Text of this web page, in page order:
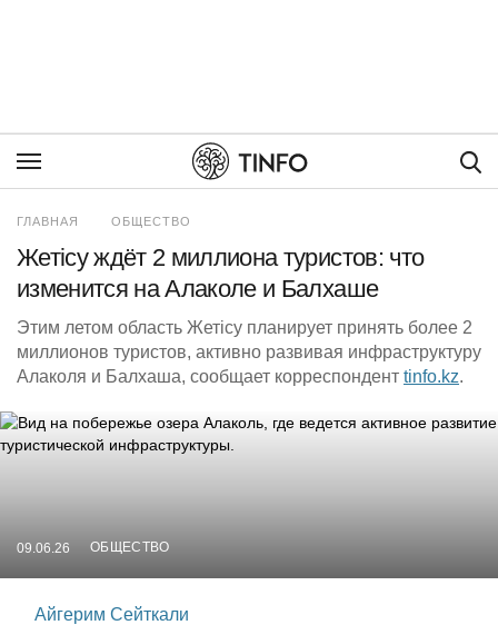
ГЛАВНАЯ ОБЩЕСТВО
Жетісу ждёт 2 миллиона туристов: что
изменится на Алаколе и Балхаше
Этим летом область Жетісу планирует принять более 2
миллионов туристов, активно развивая инфраструктуру
Алаколя и Балхаша, сообщает корреспондент tinfo.kz.
09.06.26 ОБЩЕСТВО
Айгерим Сейткали